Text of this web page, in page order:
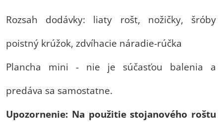
Rozsah dodávky: liaty rošt, nožičky, šróby
poistný krúžok, zdvíhacie náradie-rúčka
Plancha mini - nie je súčasťou balenia a
predáva sa samostatne.
Upozornenie: Na použitie stojanového roštu